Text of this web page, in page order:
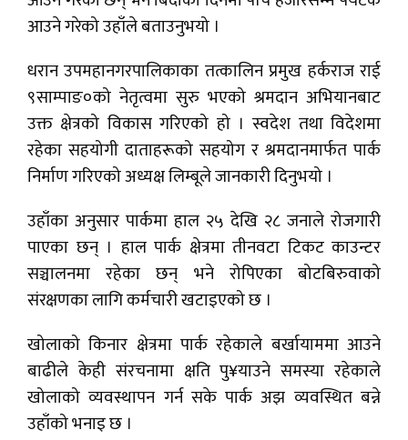
आउने गरेको उहाँले बताउनुभयो ।
धरान उपमहानगरपालिकाका तत्कालिन प्रमुख हर्कराज राई
९साम्पाङ०को नेतृत्वमा सुरु भएको श्रमदान अभियानबाट
उक्त क्षेत्रको विकास गरिएको हो । स्वदेश तथा विदेशमा
रहेका सहयोगी दाताहरूको सहयोग र श्रमदानमार्फत पार्क
निर्माण गरिएको अध्यक्ष लिम्बूले जानकारी दिनुभयो ।
उहाँका अनुसार पार्कमा हाल २५ देखि २८ जनाले रोजगारी
पाएका छन् । हाल पार्क क्षेत्रमा तीनवटा टिकट काउन्टर
सञ्चालनमा रहेका छन् भने रोपिएका बोटबिरुवाको
संरक्षणका लागि कर्मचारी खटाइएको छ ।
खोलाको किनार क्षेत्रमा पार्क रहेकाले बर्खायाममा आउने
बाढीले केही संरचनामा क्षति पु¥याउने समस्या रहेकाले
खोलाको व्यवस्थापन गर्न सके पार्क अझ व्यवस्थित बन्ने
उहाँको भनाइ छ ।